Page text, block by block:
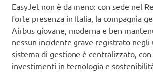
EasyJet non è da meno: con sede nel
forte presenza in Italia, la compagnia
Airbus giovane, moderna e ben
nessun incidente grave registrato negli
sistema di gestione è centralizzato,
investimenti in tecnologia e